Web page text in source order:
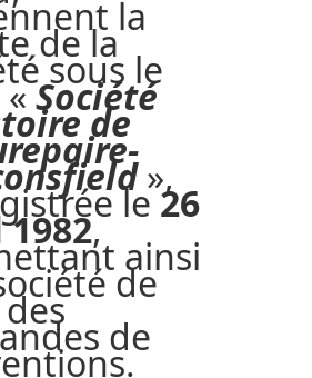
la
de la
sous le
«Société
de
»,
le26
,
ainsi
de
de